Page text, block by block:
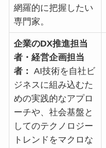
網羅的に把握したい
専門家。
企業のDX推進担当
者・経営企画担当
者： AI技術を自社ビ
ジネスに組み込むた
めの実践的なアプロ
ーチや、社会基盤と
してのテクノロジー
トレンドをマクロな